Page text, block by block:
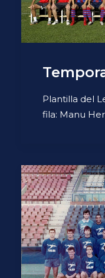
Plantilla del
fila: Manu